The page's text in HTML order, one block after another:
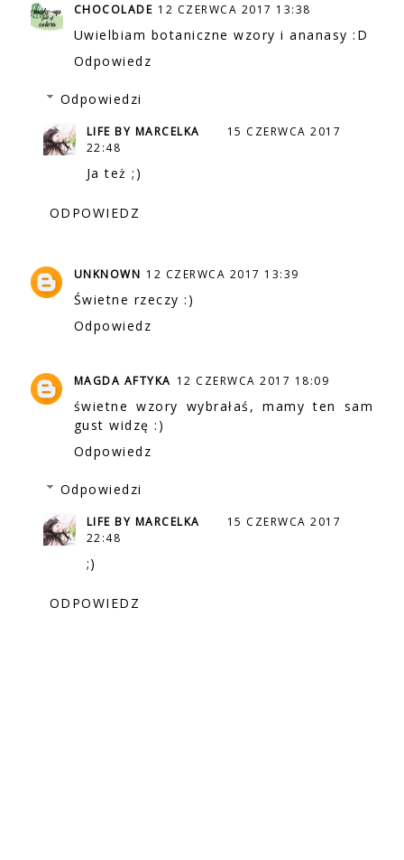
CHOCOLADE 12 CZERWCA 2017 13:38
Uwielbiam botaniczne wzory i ananasy :D
Odpowiedz
Odpowiedzi
LIFE BY MARCELKA
15 CZERWCA 2017
22:48
Ja też ;)
ODPOWIEDZ
UNKNOWN 12 CZERWCA 2017 13:39
Świetne rzeczy :)
Odpowiedz
MAGDA AFTYKA 12 CZERWCA 2017 18:09
świetne wzory wybrałaś, mamy ten sam
gust widzę :)
Odpowiedz
Odpowiedzi
LIFE BY MARCELKA
15 CZERWCA 2017
22:48
;)
ODPOWIEDZ